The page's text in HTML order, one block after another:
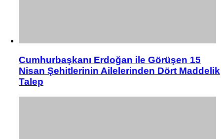
Cumhurbaşkanı Erdoğan ile Görüşen 15
Nisan Şehitlerinin Ailelerinden Dört Maddelik
Talep